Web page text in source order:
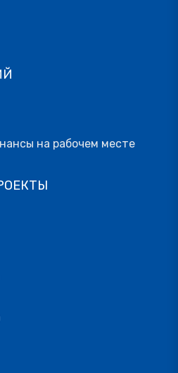
на рабочем месте